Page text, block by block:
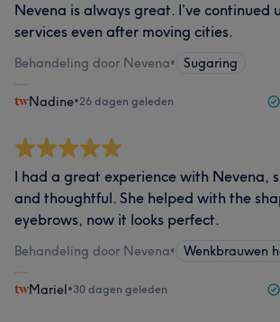
Nevena is always great. I’ve continued
services even after moving cities.
Behandeling door Nevena• Sugaring
Nadine•26 dagen geleden
I had a great experience with Nevena,
and thoughtful. She helped with the
eyebrows, now it looks perfect.
Behandeling door Nevena• Wenkbrauwen
Mariel•30 dagen geleden